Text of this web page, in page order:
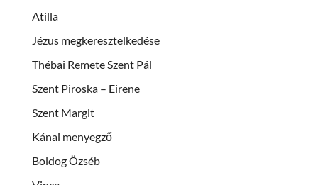
Atilla
Jézus megkeresztelkedése
Thébai Remete Szent Pál
Szent Piroska – Eirene
Szent Margit
Kánai menyegző
Boldog Özséb